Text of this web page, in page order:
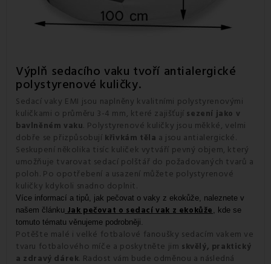
Výplň sedacího vaku tvoří antialergické
polystyrenové kuličky.
Sedací vaky EMI jsou naplněny kvalitními polystyrenovými
kuličkami o průměru 3-4 mm, které zajišťují sezení jako v
bavlněném vaku. Polystyrenové kuličky jsou měkké, velmi
dobře se přizpůsobují křivkám těla a jsou antialergické.
Seskupení několika tisíc kuliček vytváří pevný objem, který
umožňuje tvarovat sedací polštář do požadovaných tvarů a
poloh. Po opotřebení a usazení můžete polystyrenové
kuličky kdykoli snadno doplnit.
Více informací a tipů, jak pečovat o vaky z ekokůže, naleznete v
našem článku Jak pečovat o sedací vak z ekokůže , kde se
tomuto tématu věnujeme podrobněji.
Potěšte malé i velké fotbalové fanoušky sedacím vakem ve
tvaru fotbalového míče a poskytněte jim skvělý, praktický
a zdravý dárek. Radost vám bude odměnou a následná